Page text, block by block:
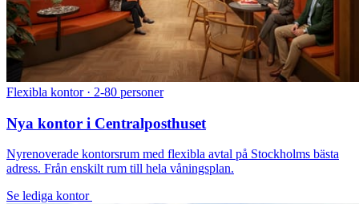
Flexibla kontor · 2-80 personer
Nya kontor i Centralposthuset
Nyrenoverade kontorsrum med flexibla avtal på Stockholms bästa
adress. Från enskilt rum till hela våningsplan.
Se lediga kontor